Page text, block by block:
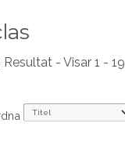
Resultat - Visar 1 - 19